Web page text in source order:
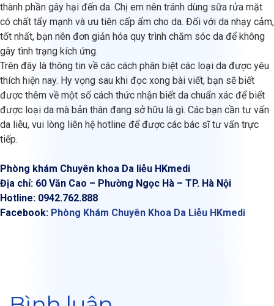
thành phần gây hại đến da. Chị em nên tránh dùng sữa rửa mặt
có chất tẩy mạnh và ưu tiên cấp ẩm cho da. Đối với da nhạy cảm,
tốt nhất, bạn nên đơn giản hóa quy trình chăm sóc da để không
gây tình trạng kích ứng.
Trên đây là thông tin về các cách phân biệt các loại da được yêu
thích hiện nay. Hy vọng sau khi đọc xong bài viết, bạn sẽ biết
được thêm về một số cách thức nhận biết da chuẩn xác để biết
được loại da mà bản thân đang sở hữu là gì. Các bạn cần tư vấn
da liễu, vui lòng liên hệ hotline để được các bác sĩ tư vấn trực
tiếp.
Phòng khám Chuyên khoa Da liễu HKmedi
Địa chỉ: 60 Văn Cao – Phường Ngọc Hà – TP. Hà Nội
Hotline: 0942.762.888
Facebook: Phòng Khám Chuyên Khoa Da Liễu HKmedi